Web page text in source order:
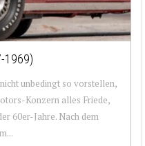
1969)
unbedingt so vorstellen,
Konzern alles Friede,
60er-Jahre. Nach dem